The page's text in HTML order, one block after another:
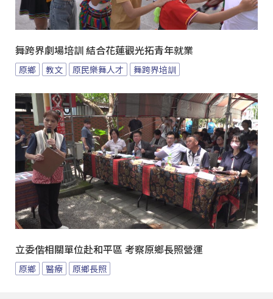
舞跨界劇場培訓 結合花蓮觀光拓青年就業
原鄉 教文 原民樂舞人才 舞跨界培訓
立委偕相關單位赴和平區 考察原鄉長照營運
原鄉 醫療 原鄉長照